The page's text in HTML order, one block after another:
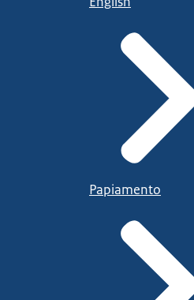
Papiamento